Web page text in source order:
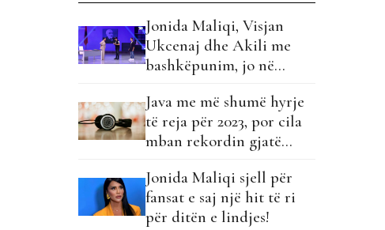
Jonida Maliqi, Visjan
Ukcenaj dhe Akili me
bashkëpunim, jo në
Java me më shumë hyrje
të reja për 2023, por cila
mban rekordin gjatë
Jonida Maliqi sjell për
fansat e saj një hit të ri
për ditën e lindjes!